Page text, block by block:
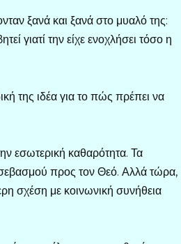
ξανά και ξανά στο μυαλό της:
γιατί την είχε ενοχλήσει τόσο η
της ιδέα για το πώς πρέπει να
εσωτερική καθαρότητα. Τα
προς τον Θεό. Αλλά τώρα,
σχέση με κοινωνική συνήθεια